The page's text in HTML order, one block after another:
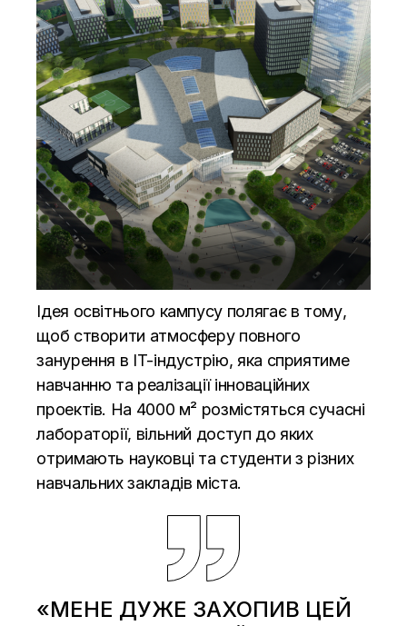
Ідея освітнього кампусу полягає в тому,
щоб створити атмосферу повного
занурення в IT-індустрію, яка сприятиме
навчанню та реалізації інноваційних
проектів. На 4000 м² розмістяться сучасні
лабораторії, вільний доступ до яких
отримають науковці та студенти з різних
навчальних закладів міста.
«МЕНЕ ДУЖЕ ЗАХОПИВ ЦЕЙ